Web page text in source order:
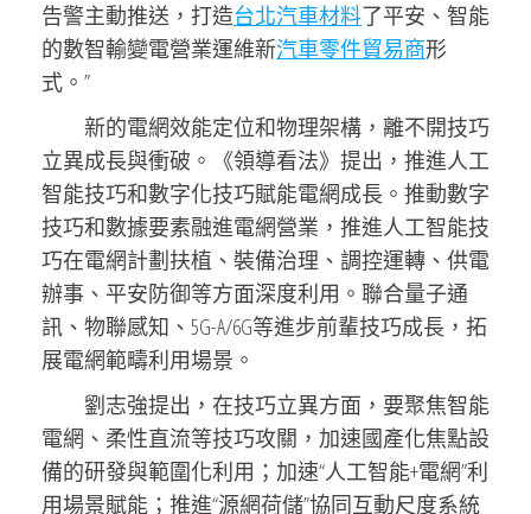
告警主動推送，打造台北汽車材料了平安、智能
的數智輸變電營業運維新汽車零件貿易商形
式。”
新的電網效能定位和物理架構，離不開技巧
立異成長與衝破。《領導看法》提出，推進人工
智能技巧和數字化技巧賦能電網成長。推動數字
技巧和數據要素融進電網營業，推進人工智能技
巧在電網計劃扶植、裝備治理、調控運轉、供電
辦事、平安防御等方面深度利用。聯合量子通
訊、物聯感知、5G-A/6G等進步前輩技巧成長，拓
展電網範疇利用場景。
劉志強提出，在技巧立異方面，要聚焦智能
電網、柔性直流等技巧攻關，加速國產化焦點設
備的研發與範圍化利用；加速“人工智能+電網”利
用場景賦能；推進“源網荷儲”協同互動尺度系統